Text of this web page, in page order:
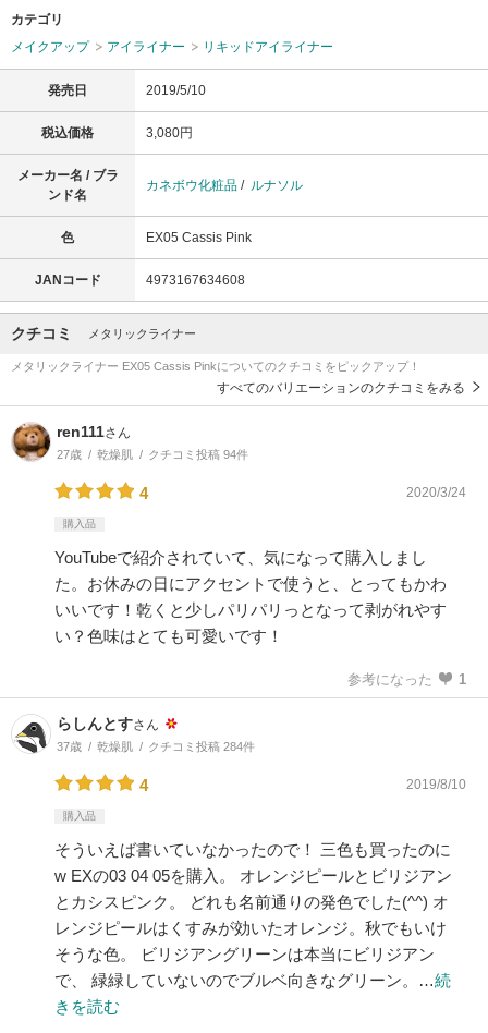
カテゴリ
メイクアップ
アイライナー リキッドアイライナー
発売日 2019/5/10
税込価格 3,080円
メーカー名 / ブラ
ンド名
カネボウ化粧品 / ルナソル
色 EX05 Cassis Pink
JANコード 4973167634608
クチコミ メタリックライナー
メタリックライナー EX05 Cassis Pinkについてのクチコミをピックアップ！
すべてのバリエーションのクチコミをみる
ren111さん
27歳 乾燥肌 クチコミ投稿 94件
4 2020/3/24
購入品
YouTubeで紹介されていて、気になって購入しまし
た。お休みの日にアクセントで使うと、とってもかわ
いいです！乾くと少しパリパリっとなって剥がれやす
い？色味はとても可愛いです！
参考になった 1
らしんとすさん
37歳 乾燥肌 クチコミ投稿 284件
4 2019/8/10
購入品
そういえば書いていなかったので！ 三色も買ったのに
w EXの03 04 05を購入。 オレンジピールとビリジアン
とカシスピンク。 どれも名前通りの発色でした(^^) オ
レンジピールはくすみが効いたオレンジ。秋でもいけ
そうな色。 ビリジアングリーンは本当にビリジアン
で、 緑緑していないのでブルベ向きなグリーン。…続
きを読む